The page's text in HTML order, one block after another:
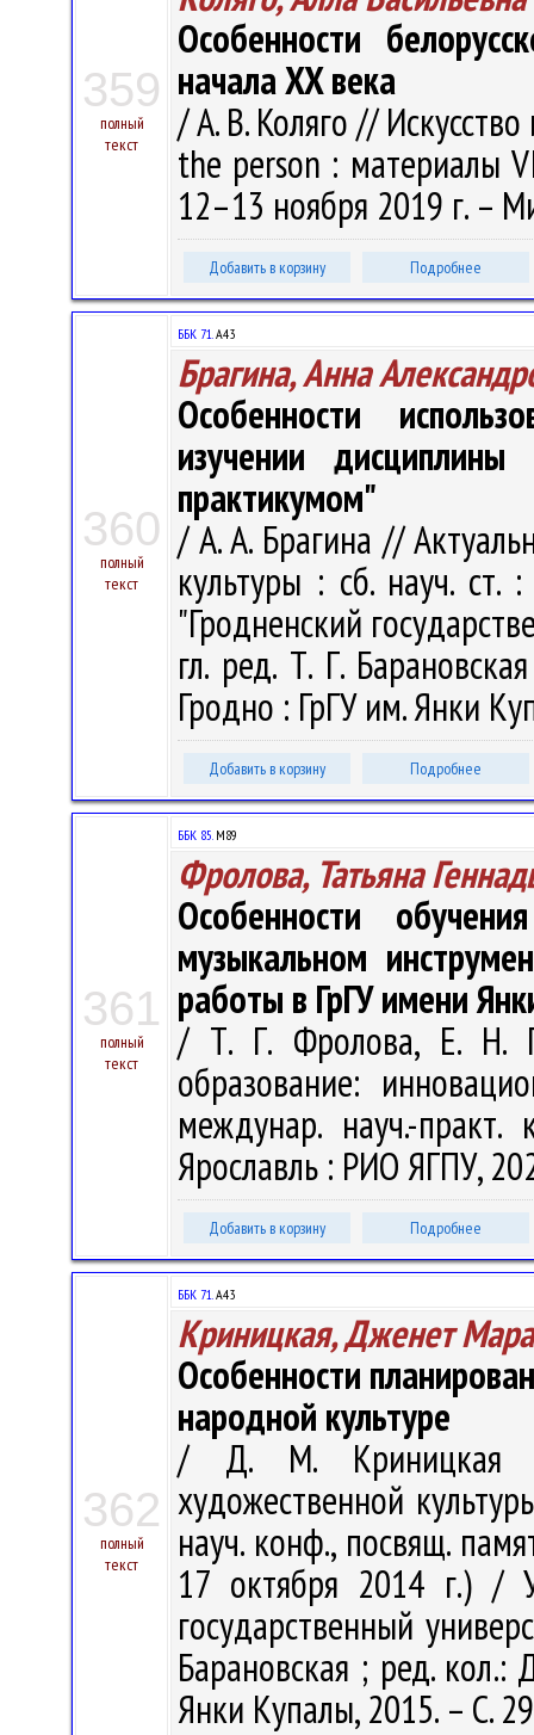
359
полный
текст
Особенности
начала XX века
/ А. В. Коляго //
the person : материалы
12–13 ноября 2019 г. –
Добавить в корзину Подробнее
360
полный
текст
ББК 71.А43
Брагина, Анна
Особенности
изучении
практикумом"
/ А. А. Брагина //
культуры : сб. науч.
"Гродненский
гл. ред. Т. Г.
Гродно : ГрГУ им. Янки
Добавить в корзину Подробнее
361
полный
текст
ББК 85.М89
Фролова, Татьяна
Особенности
музыкальном
работы в ГрГУ имени
/ Т. Г. Фролова, Е. Н.
образование:
междунар. науч.-
Ярославль : РИО ЯГПУ,
Добавить в корзину Подробнее
362
полный
текст
ББК 71.А43
Криницкая, Дженет
Особенности
народной культуре
/ Д. М. Криницкая //
художественной
науч. конф., посвящ.
17 октября 2014 г.) /
государственный
Барановская ; ред.
Янки Купалы, 2015. – С.